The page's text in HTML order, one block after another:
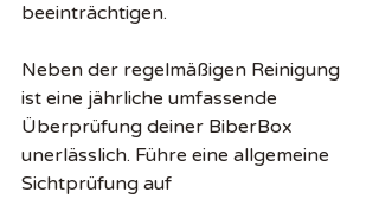
beeinträchtigen.
Neben der regelmäßigen Reinigung
ist eine jährliche umfassende
Überprüfung deiner BiberBox
unerlässlich. Führe eine allgemeine
Sichtprüfung auf